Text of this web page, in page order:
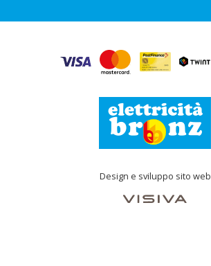
Design e sviluppo sito web